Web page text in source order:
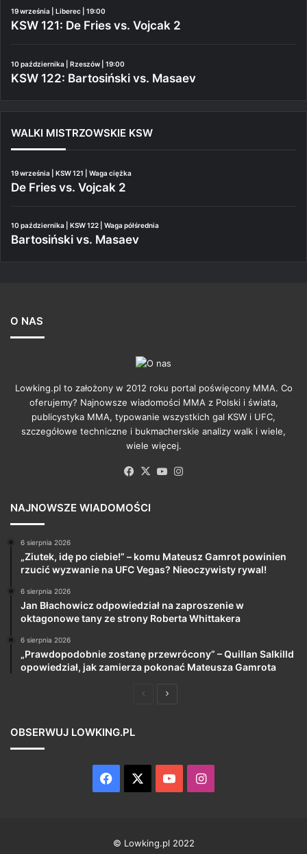
19 września | Liberec | 19:00
KSW 121: De Fries vs. Vojcak 2
10 października | Rzeszów | 19:00
KSW 122: Bartosiński vs. Masaev
WALKI MISTRZOWSKIE KSW
19 września | KSW 121 | Waga ciężka
De Fries vs. Vojcak 2
10 października | KSW 122 | Waga półśrednia
Bartosiński vs. Masaev
O NAS
Lowking.pl to założony w 2012 roku portal poświęcony MMA. Co
oferujemy? Najnowsze wiadomości MMA z Polski i świata,
publicystyka MMA, typowanie wszystkich gal KSW i UFC,
szczegółowe techniczne i bukmacherskie analizy walk i wiele,
wiele więcej.
Facebook
X YouTube
NAJNOWSZE WIADOMOŚCI
6 sierpnia 2026
„Ziutek, idę po ciebie!” – komu Mateusz Gamrot powinien
rzucić wyzwanie na UFC Vegas? Nieoczywisty rywal!
6 sierpnia 2026
Jan Błachowicz odpowiedział na zaproszenie w
oktagonowe tany ze strony Roberta Whittakera
6 sierpnia 2026
„Prawdopodobnie zostanę przewrócony” – Quillan Salkilld
opowiedział, jak zamierza pokonać Mateusza Gamrota
PoprzedniaNastępna
OBSERWUJ LOWKING.PL
Facebook YouTubeInstagram
© Lowking.pl 2022